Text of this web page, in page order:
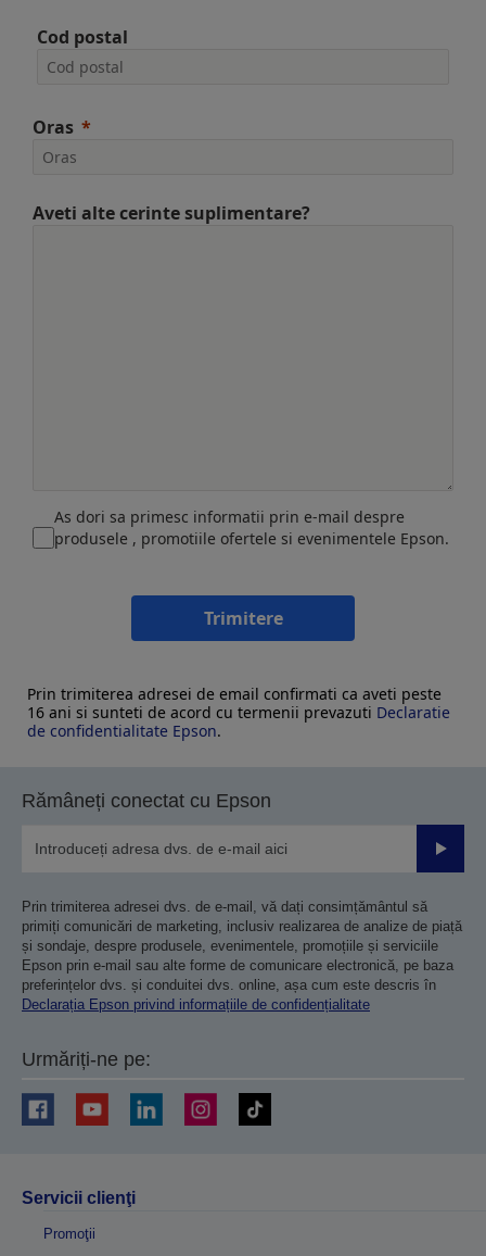
Cod postal
Oras
Aveti alte cerinte suplimentare?
As dori sa primesc informatii prin e-mail despre
produsele , promotiile ofertele si evenimentele Epson.
Trimitere
Prin trimiterea adresei de email confirmati ca aveti peste
16 ani si sunteti de acord cu termenii prevazuti Declaratie
de confidentialitate Epson.
Rămâneți conectat cu Epson
Prin trimiterea adresei dvs. de e-mail, vă dați consimțământul să
primiți comunicări de marketing, inclusiv realizarea de analize de piață
și sondaje, despre produsele, evenimentele, promoțiile și serviciile
Epson prin e-mail sau alte forme de comunicare electronică, pe baza
preferințelor dvs. și conduitei dvs. online, așa cum este descris în
Declarația Epson privind informațiile de confidențialitate
Urmăriți-ne pe:
Servicii clienţi
Promoţii